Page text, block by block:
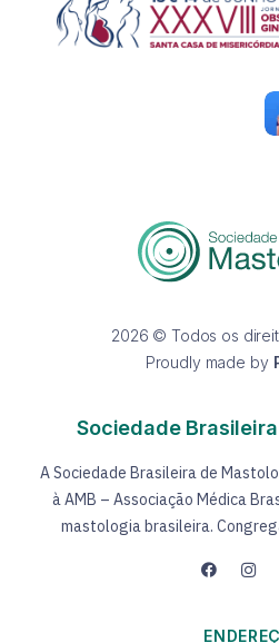
2026 © Todos os
Proudly made by
Sociedade
A Sociedade Brasileira de
à AMB – Associação Médica
mastologia brasileira.